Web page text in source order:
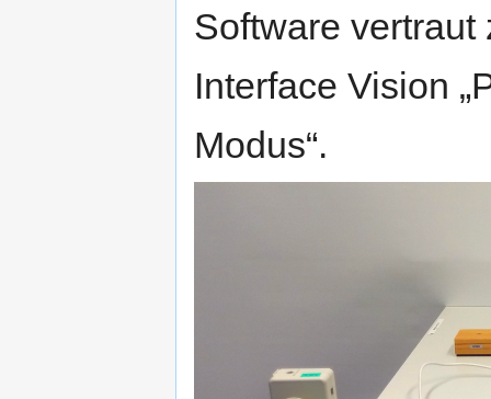
Software vertraut
Interface Vision
Modus“.